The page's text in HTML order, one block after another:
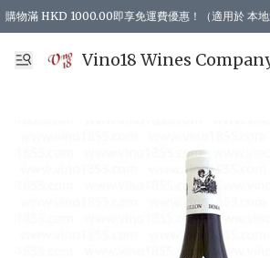
購物滿 HKD 1000.00即享免運費優惠！（適用於 本
Vino18 Wines